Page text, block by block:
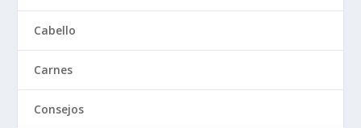
Cabello
Carnes
Consejos